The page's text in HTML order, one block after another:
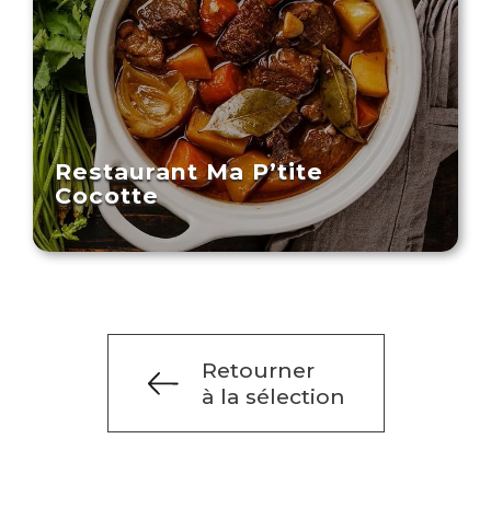
Restaurant Ma P’tite
Cocotte
Retourner
à la sélection